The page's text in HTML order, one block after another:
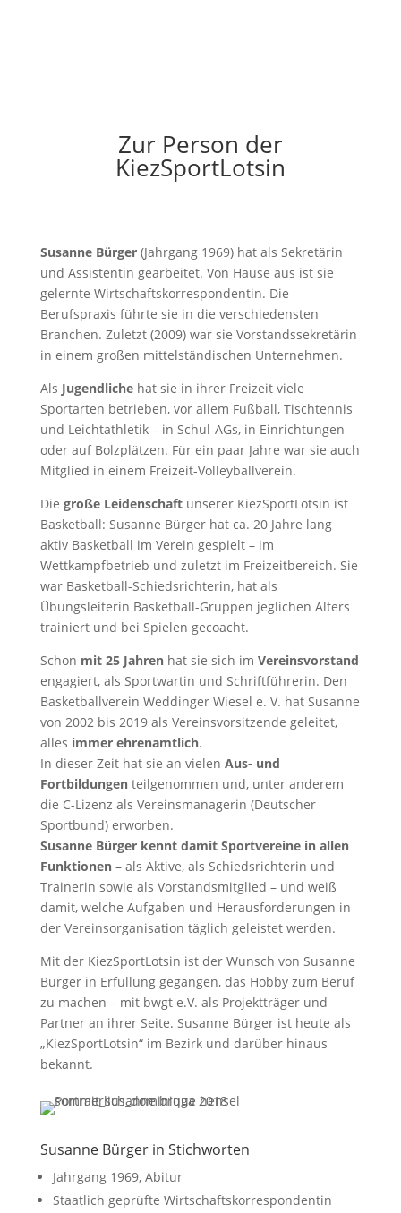
Zur Person der
KiezSportLotsin
Susanne Bürger(Jahrgang 1969) hat als Sekretärin
und Assistentin gearbeitet. Von Hause aus ist sie
gelernte Wirtschaftskorrespondentin. Die
Berufspraxis führte sie in die verschiedensten
Branchen. Zuletzt (2009) war sie Vorstandssekretärin
in einem großen mittelständischen Unternehmen.
Als Jugendlichehat sie in ihrer Freizeit viele
Sportarten betrieben, vor allem Fußball, Tischtennis
und Leichtathletik – in Schul-AGs, in Einrichtungen
oder auf Bolzplätzen. Für ein paar Jahre war sie auch
Mitglied in einem Freizeit-Volleyballverein.
Die große Leidenschaftunserer KiezSportLotsin ist
Basketball: Susanne Bürger hat ca. 20 Jahre lang
aktiv Basketball im Verein gespielt – im
Wettkampfbetrieb und zuletzt im Freizeitbereich. Sie
war Basketball-Schiedsrichterin, hat als
Übungsleiterin Basketball-Gruppen jeglichen Alters
trainiert und bei Spielen gecoacht.
Schon mit 25 Jahrenhat sie sich im Vereinsvorstand
engagiert, als Sportwartin und Schriftführerin. Den
Basketballverein Weddinger Wiesel e. V. hat Susanne
von 2002 bis 2019 als Vereinsvorsitzende geleitet,
alles immer ehrenamtlich.
In dieser Zeit hat sie an vielen Aus- und
Fortbildungenteilgenommen und, unter anderem
die C-Lizenz als Vereinsmanagerin (Deutscher
Sportbund) erworben.
Susanne Bürger kennt damit Sportvereine in allen
Funktionen– als Aktive, als Schiedsrichterin und
Trainerin sowie als Vorstandsmitglied – und weiß
damit, welche Aufgaben und Herausforderungen in
der Vereinsorganisation täglich geleistet werden.
Mit der KiezSportLotsin ist der Wunsch von Susanne
Bürger in Erfüllung gegangen, das Hobby zum Beruf
zu machen – mit bwgt e.V. als Projektträger und
Partner an ihrer Seite. Susanne Bürger ist heute als
„KiezSportLotsin“ im Bezirk und darüber hinaus
bekannt.
Susanne Bürger in Stichworten
Jahrgang 1969, Abitur
Staatlich geprüfte Wirtschaftskorrespondentin